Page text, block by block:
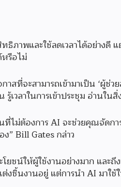
ภาพและใช้ลดเวลาได้อย่างดี
รือไม่
ที่จะสามารถเข้ามาเป็น ‘ผู้ช่ว
เวลาในการเข้าประชุม อ่านใ
ต้องการ AI จะช่วยคุณจัดการ
” Bill Gates กล่าว
ชน์ให้ผู้ใช้งานอย่างมาก และถึ
ชิ้นงานอยู่ แต่การนำ AI มาใช้